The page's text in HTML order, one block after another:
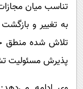
تناسب میان
به تغییر و
تلاش شده منطق
پذیرش مسئولیت